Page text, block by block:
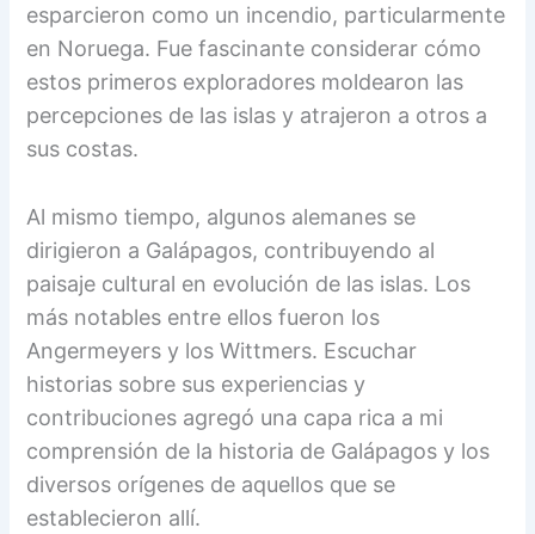
esparcieron como un incendio, particularmente
en Noruega. Fue fascinante considerar cómo
estos primeros exploradores moldearon las
percepciones de las islas y atrajeron a otros a
sus costas.
Al mismo tiempo, algunos alemanes se
dirigieron a Galápagos, contribuyendo al
paisaje cultural en evolución de las islas. Los
más notables entre ellos fueron los
Angermeyers y los Wittmers. Escuchar
historias sobre sus experiencias y
contribuciones agregó una capa rica a mi
comprensión de la historia de Galápagos y los
diversos orígenes de aquellos que se
establecieron allí.